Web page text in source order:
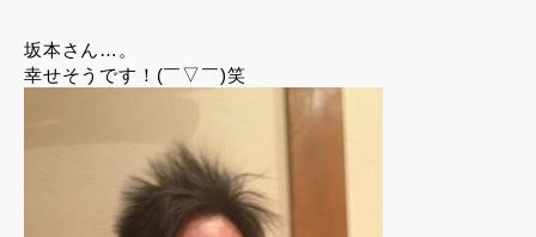
坂本さん…。
幸せそうです！(￣▽￣)笑